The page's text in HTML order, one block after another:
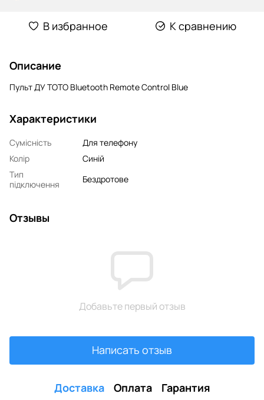
В избранное К сравнению
Описание
Пульт ДУ TOTO Bluetooth Remote Control Blue
Характеристики
Сумісність
Для телефону
Колір
Синій
Тип
підключення
Бездротове
Отзывы
Добавьте первый отзыв
Написать отзыв
Доставка Оплата Гарантия